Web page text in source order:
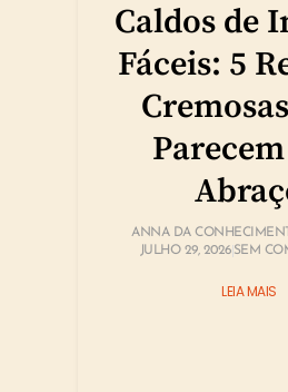
Caldos de
Fáceis: 5
ANNA DA
JULHO 29, 2026 SEM
LEIA MAIS